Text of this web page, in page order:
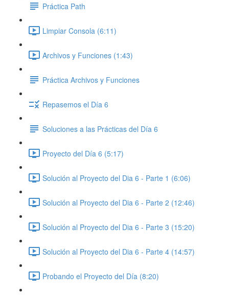
Práctica Path
Limpiar Consola (6:11)
Archivos y Funciones (1:43)
Práctica Archivos y Funciones
Repasemos el Día 6
Soluciones a las Prácticas del Día 6
Proyecto del Día 6 (5:17)
Solución al Proyecto del Dia 6 - Parte 1 (6:06)
Solución al Proyecto del Dia 6 - Parte 2 (12:46)
Solución al Proyecto del Dia 6 - Parte 3 (15:20)
Solución al Proyecto del Dia 6 - Parte 4 (14:57)
Probando el Proyecto del Día (8:20)